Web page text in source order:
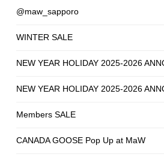
@maw_sapporo
WINTER SALE
NEW YEAR HOLIDAY 2025-2026
NEW YEAR HOLIDAY 2025-2026
Members SALE
CANADA GOOSE Pop Up at MaW